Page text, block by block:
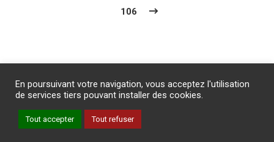
106
PROTECTION DES DONNEES PERSONNELLES
Copyright © AM
En poursuivant votre navigation, vous acceptez l'utilisation
de services tiers pouvant installer des cookies.
Tout accepter Tout refuser